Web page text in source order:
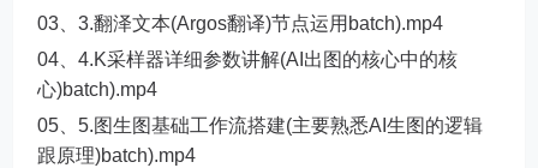
03、3.翻泽文本(Argos翻译)节点运用batch).mp4
04、4.K采样器详细参数讲解(AI出图的核心中的核
心)batch).mp4
05、5.图生图基础工作流搭建(主要熟悉AI生图的逻辑
跟原理)batch).mp4